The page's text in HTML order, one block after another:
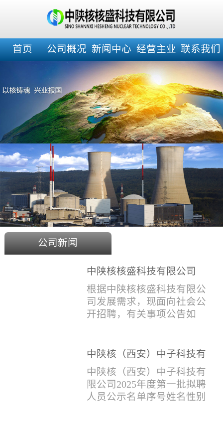
首页 公司概况 新闻中心 经营主业 联系我们
公司新闻
中陕核核盛科技有限公司
2025年度招聘公告
根据中陕核核盛科技有限公
司发展需求，现面向社会公
开招聘，有关事项公告如
会招聘：面向社会招聘，同
等条件下集团内部员工优
先。（2）应届生招聘：国家
计划内统一招收的全日制院
校应届毕业生，重点院校应
中陕核（西安）中子科技有
限公司2025年度第一批拟聘
人员公示名单
中陕核（西安）中子科技有
限公司2025年度第一批拟聘
人员公示名单序号姓名性别